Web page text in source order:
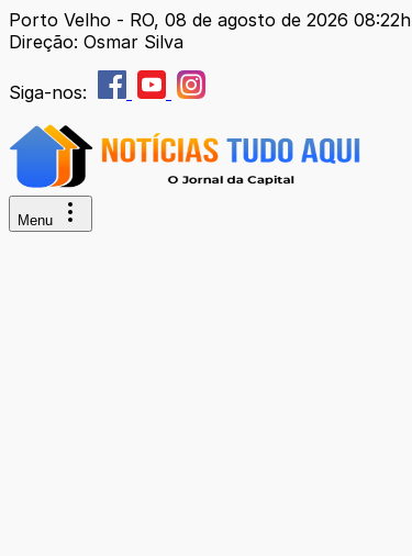
Porto Velho - RO, 08 de agosto de 2026 08:22h
Direção: Osmar Silva
Siga-nos:
Menu